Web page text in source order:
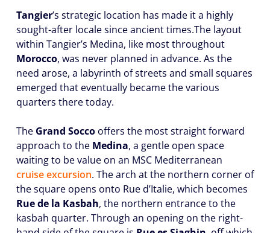
Tangier’s strategic location has made it a highly
sought-after locale since ancient times.The layout
within Tangier’s Medina, like most throughout
Morocco, was never planned in advance. As the
need arose, a labyrinth of streets and small squares
emerged that eventually became the various
quarters there today.
The Grand Socco offers the most straight forward
approach to the Medina, a gentle open space
waiting to be value on an MSC Mediterranean
cruise excursion. The arch at the northern corner of
the square opens onto Rue d’Italie, which becomes
Rue de la Kasbah, the northern entrance to the
kasbah quarter. Through an opening on the right-